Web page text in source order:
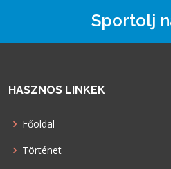
Sportolj
HASZNOS LINKEK
Főoldal
Történet